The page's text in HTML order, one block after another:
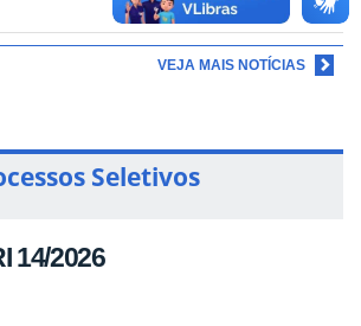
VEJA MAIS NOTÍCIAS
Seletivos
14/2026